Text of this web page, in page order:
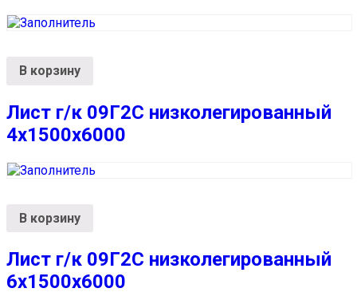
В корзину
Лист г/к 09Г2С низколегированный
4х1500х6000
В корзину
Лист г/к 09Г2С низколегированный
6х1500х6000